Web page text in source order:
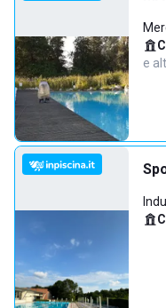
e